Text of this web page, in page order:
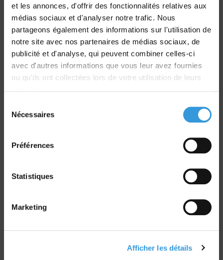
et les annonces, d'offrir des fonctionnalités relatives aux
médias sociaux et d'analyser notre trafic. Nous
partageons également des informations sur l'utilisation de
notre site avec nos partenaires de médias sociaux, de
publicité et d'analyse, qui peuvent combiner celles-ci
avec d'autres informations que vous leur avez fournies
ou qu'ils ont collectées lors de votre utilisation de leurs
Nécessaires
Préférences
Statistiques
Marketing
Afficher les détails
Livraison
dans le monde entier